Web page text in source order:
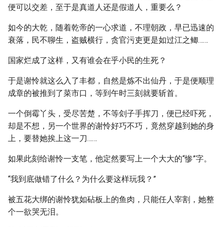
便可以交差，至于是真道人还是假道人，重要么？
如今的大乾，随着乾帝的一心求道，不理朝政，早已迅速的
衰落，民不聊生，盗贼横行，贪官污吏更是如过江之鲫……
国家烂成了这样，又有谁会在乎小民的生死？
于是谢怜就这么入了丰都，自然是炼不出仙丹，于是便顺理
成章的被推到了菜市口，等到午时三刻就要斩首。
一个倒霉丫头，受尽苦楚，不等刽子手挥刀，便已经吓死，
却是不想，另一个世界的谢怜好巧不巧，竟然穿越到她的身
上，要替她挨上这一刀……
如果此刻给谢怜一支笔，他定然要写上一个大大的“惨”字。
“我到底做错了什么？为什么要这样玩我？”
被五花大绑的谢怜犹如砧板上的鱼肉，只能任人宰割，她整
个一欲哭无泪。